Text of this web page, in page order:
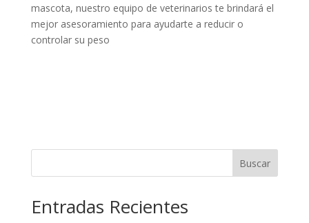
mascota, nuestro equipo de veterinarios te brindará el
mejor asesoramiento para ayudarte a reducir o
controlar su peso
Buscar
Entradas Recientes